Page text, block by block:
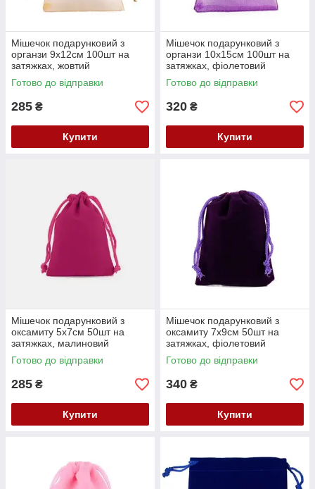
Мішечок подарунковий з
органзи 9x12см 100шт на
затяжках, жовтий
Готово до відправки
285 ₴
Купити
Мішечок подарунковий з
органзи 10x15см 100шт на
затяжках, фіолетовий
Готово до відправки
320 ₴
Купити
Мішечок подарунковий з
оксамиту 5x7см 50шт на
затяжках, малиновий
Готово до відправки
285 ₴
Купити
Мішечок подарунковий з
оксамиту 7x9см 50шт на
затяжках, фіолетовий
Готово до відправки
340 ₴
Купити